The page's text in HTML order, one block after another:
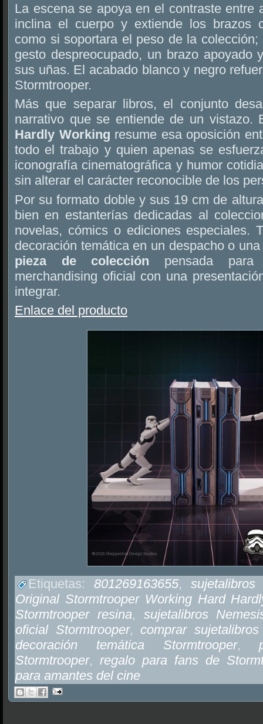
La escena se apoya en el contraste entre
inclina el cuerpo y extiende los brazos
como si soportara el peso de la
gesto despreocupado, un brazo apoyado
sus uñas. El acabado blanco y negro
Stormtrooper.
Más que separar libros, el conjunto
narrativo que se entiende de un
Hardly Working resume esa oposición
todo el trabajo y quien apenas se
iconografía cinematográfica y humor
sin alterar el carácter reconocible de los
Por su formato doble y sus 19 cm de
bien en estanterías dedicadas al
novelas, cómics o ediciones especiales.
decoración temática en un despacho o
pieza de colección pensada para
merchandising oficial con una
integrar.
Enlace del producto
Etiquetas: 801269163655, sujetalibros
Original Stormtrooper Working Hard
Stormtrooper resina, sujetalibros
oficial Stormtrooper, comprar
decoración temática Stormtrooper,
Stormtrooper, regalo para fans de
para amantes del cine